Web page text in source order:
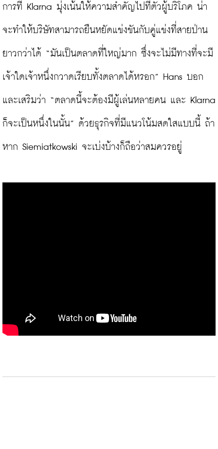
การที่ Klarna มุ่งเน้นให้ความสำคัญไปที่ตัวผู้บริโภค น่า
จะทำให้บริษัทสามารถยืนหยัดแข่งขันกับคู่แข่งที่สายป่าน
ยาวกว่าได้ “มันเป็นตลาดที่ใหญ่มาก ซึ่งจะไม่มีทางที่จะมี
เจ้าใดเจ้าหนึ่งกวาดเรียบทั้งตลาดได้หรอก” Hans บอก
และเสริมว่า “ตลาดนี้จะต้องมีผู้เล่นหลายคน และ Klarna
ก็จะเป็นหนึ่งในนั้น” ด้วยธุรกิจที่มีแนวโน้มสดใสแบบนี้ ถ้า
หาก Siemiatkowski จะเบ่งบ้างก็ถือว่าสมควรอยู่